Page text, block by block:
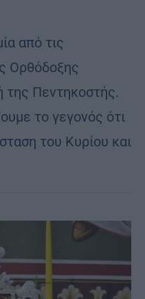
από τις
Ορθόδοξης
της Πεντηκοστής.
το γεγονός ότι
του Κυρίου και